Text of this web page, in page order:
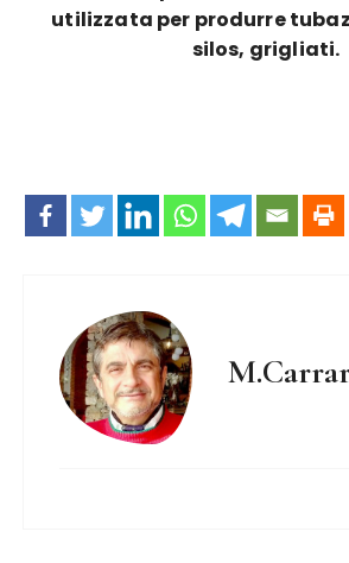
utilizzata per produrre
silos, grigliati.